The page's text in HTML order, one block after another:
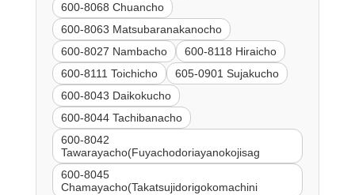
600-8068 Chuancho
600-8063 Matsubaranakanocho
600-8027 Nambacho
600-8118 Hiraicho
600-8111 Toichicho
605-0901 Sujakucho
600-8043 Daikokucho
600-8044 Tachibanacho
600-8042
Tawarayacho(Fuyachodoriayanokojisag
600-8045
Chamayacho(Takatsujidorigokomachini